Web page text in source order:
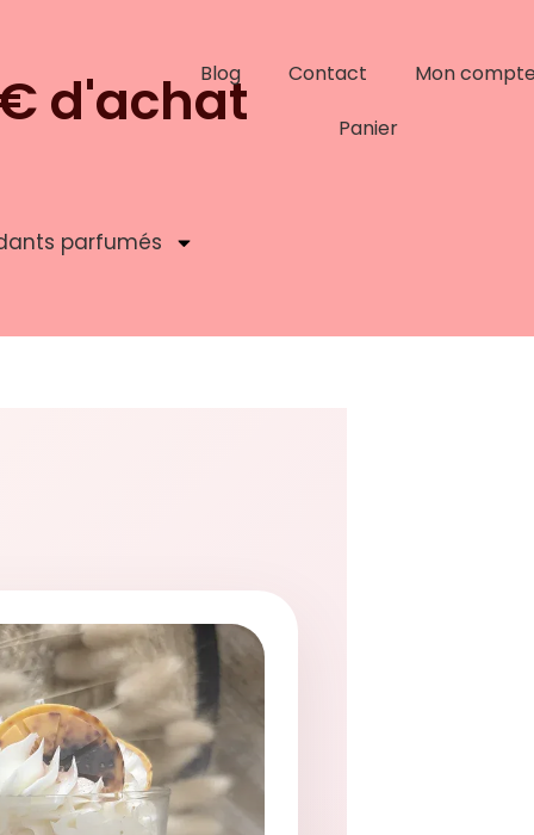
d'achat
Blog Contact
Mon
Panier
parfumés